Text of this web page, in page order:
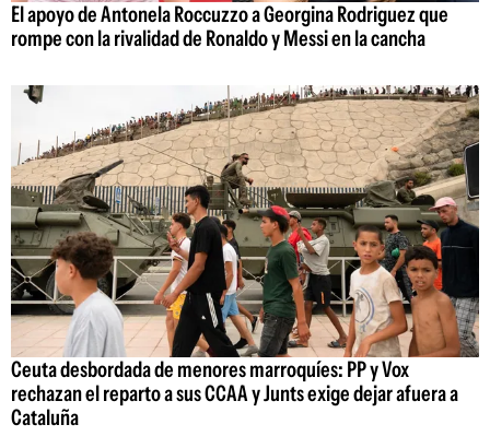
El apoyo de Antonela Roccuzzo a Georgina Rodriguez que
rompe con la rivalidad de Ronaldo y Messi en la cancha
Ceuta desbordada de menores marroquíes: PP y Vox
rechazan el reparto a sus CCAA y Junts exige dejar afuera a
Cataluña